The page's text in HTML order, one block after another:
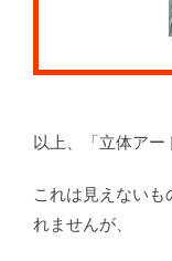
以上、「立体アー
これは見えない
れませんが、